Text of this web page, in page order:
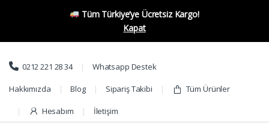
Tüm Türkiye’ye Ücretsiz Kargo!
Kapat
0212 221 28 34 Whatsapp Destek
Hakkımızda Blog Sipariş Takibi Tüm Ürünler
Hesabım İletişim